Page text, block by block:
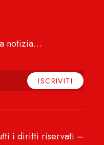
notizia…
i diritti riservati –